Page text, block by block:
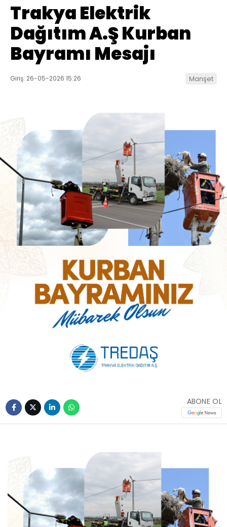
Trakya Elektrik
Dağıtım A.Ş Kurban
Bayramı Mesajı
Giriş: 26-05-2026 15:26 Manşet
ABONE OL